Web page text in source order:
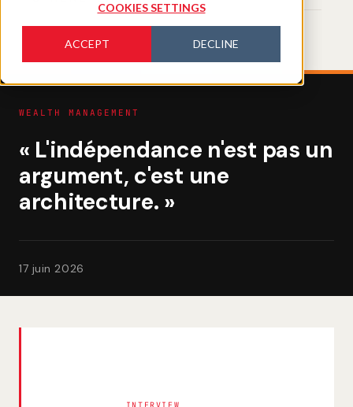
COOKIES SETTINGS
ACCEPT DECLINE
WEALTH MANAGEMENT
« L'indépendance n'est pas un
argument, c'est une
architecture. »
17 juin 2026